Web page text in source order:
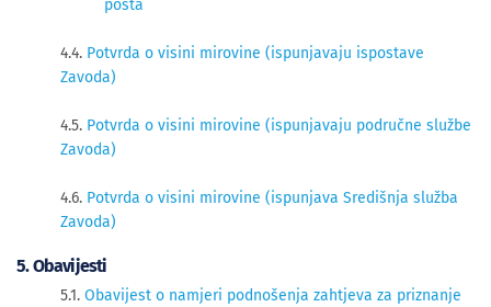
posta
4.4. Potvrda o visini mirovine (ispunjavaju ispostave
Zavoda)
4.5. Potvrda o visini mirovine (ispunjavaju područne službe
Zavoda)
4.6. Potvrda o visini mirovine (ispunjava Središnja služba
Zavoda)
​5. Obavijesti
5.1. Obavijest o namjeri podnošenja zahtjeva za priznanje